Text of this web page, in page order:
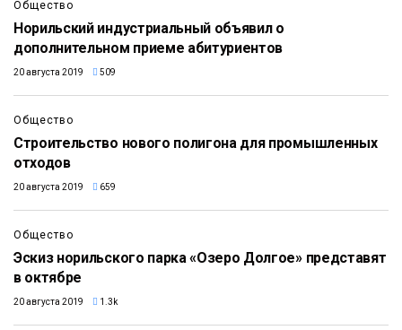
Общество
Норильский индустриальный объявил о
дополнительном приеме абитуриентов
20 августа 2019 509
Общество
Строительство нового полигона для промышленных
отходов
20 августа 2019 659
Общество
Эскиз норильского парка «Озеро Долгое» представят
в октябре
20 августа 2019 1.3k